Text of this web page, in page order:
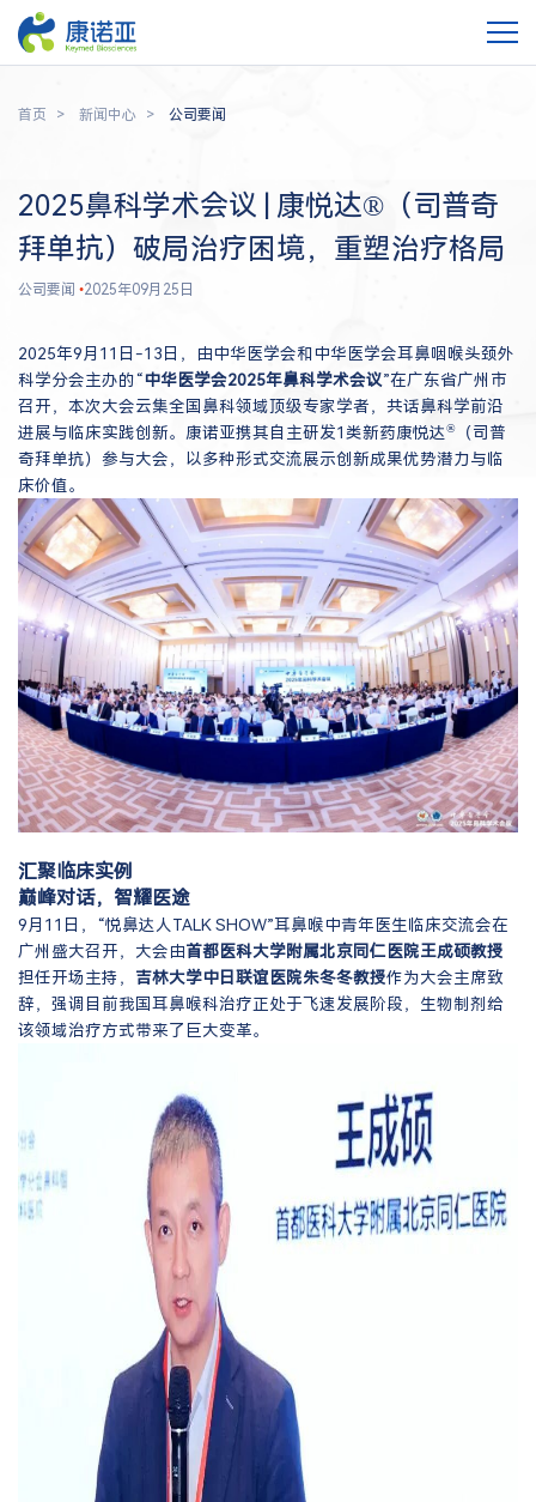
首页 新闻中心 公司要闻
2025鼻科学术会议 | 康悦达®（司普奇
拜单抗）破局治疗困境，重塑治疗格局
公司要闻 •2025年09月25日
2025年9月11日-13日，由中华医学会和中华医学会耳鼻咽喉头颈外
科学分会主办的“中华医学会2025年鼻科学术会议”在广东省广州市
召开，本次大会云集全国鼻科领域顶级专家学者，共话鼻科学前沿
进展与临床实践创新。康诺亚携其自主研发1类新药康悦达®
（司普
奇拜单抗）参与大会，以多种形式交流展示创新成果优势潜力与临
床价值。
汇聚临床实例
巅峰对话，智耀医途
9月11日，“悦鼻达人TALK SHOW”耳鼻喉中青年医生临床交流会在
广州盛大召开，大会由首都医科大学附属北京同仁医院王成硕教授
担任开场主持， 吉林大学中日联谊医院朱冬冬教授作为大会主席致
辞，强调目前我国耳鼻喉科治疗正处于飞速发展阶段，生物制剂给
该领域治疗方式带来了巨大变革。